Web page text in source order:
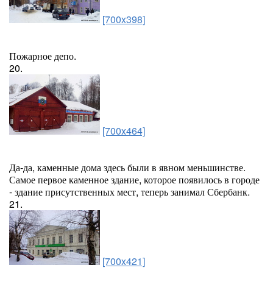
[700x398]
Пожарное депо.
20.
[700x464]
Да-да, каменные дома здесь были в явном меньшинстве.
Самое первое каменное здание, которое появилось в городе
- здание присутственных мест, теперь занимал Сбербанк.
21.
[700x421]